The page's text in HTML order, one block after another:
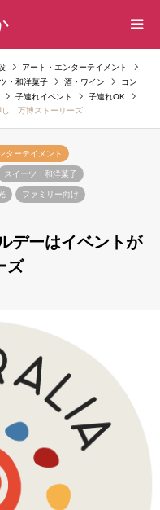
アート・エンターテイメント
・和洋菓子 酒・ワイン
コン
子連れイベント
子連れOK
し 万博ストーリーズ
ターテイメント
スイーツ・和洋菓子
ファミリー向け
デーはイベントが
ズ